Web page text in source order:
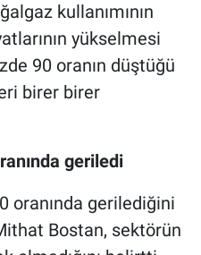
kullanımının
yükselmesi
90 oranın düştüğü
birer birer
geriledi
oranında gerilediğini
Bostan, sektörün